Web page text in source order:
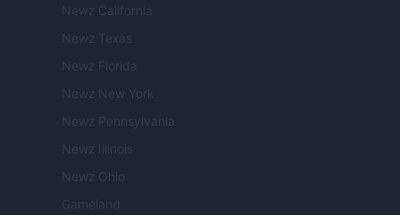
Newz California
Newz Texas
Newz Florida
Newz New York
Newz Pennsylvania
Newz Illinois
Newz Ohio
Gameland